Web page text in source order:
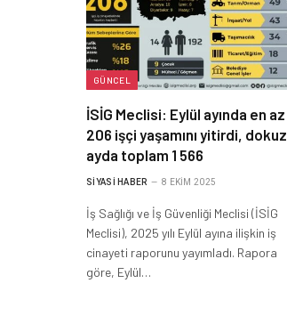
GÜNCEL
İSİG Meclisi: Eylül ayında en az
206 işçi yaşamını yitirdi, dokuz
ayda toplam 1 566
SIYASI HABER 8 EKIM 2025
İş Sağlığı ve İş Güvenliği Meclisi (İSİG
Meclisi), 2025 yılı Eylül ayına ilişkin iş
cinayeti raporunu yayımladı. Rapora
göre, Eylül…